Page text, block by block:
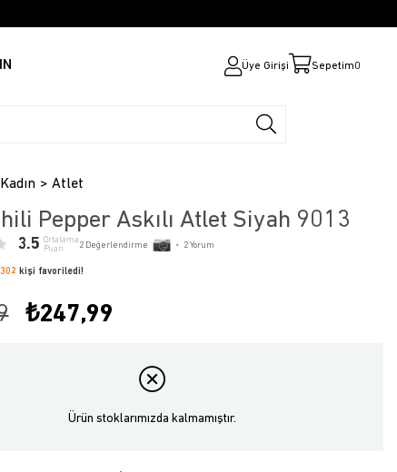
Üye Girişi Sepetim0
Kadın Atlet
Pepper Askılı Atlet Siyah 9013
3.5 Ortalama
Puan
2Değerlendirme • 2Yorum
302 kişi favoriledi!
₺247,99
Ürün stoklarımızda kalmamıştır.